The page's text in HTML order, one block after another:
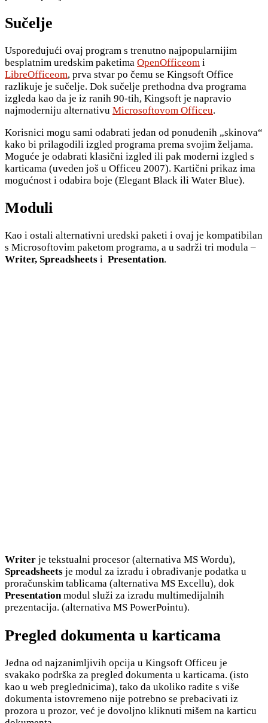
Sučelje
Uspoređujući ovaj program s trenutno najpopularnijim
besplatnim uredskim paketima OpenOfficeom i
LibreOfficeom, prva stvar po čemu se Kingsoft Office
razlikuje je sučelje. Dok sučelje prethodna dva programa
izgleda kao da je iz ranih 90-tih, Kingsoft je napravio
najmoderniju alternativu Microsoftovom Officeu.
Korisnici mogu sami odabrati jedan od ponuđenih „skinova“
kako bi prilagodili izgled programa prema svojim željama.
Moguće je odabrati klasični izgled ili pak moderni izgled s
karticama (uveden još u Officeu 2007). Kartični prikaz ima
mogućnost i odabira boje (Elegant Black ili Water Blue).
Moduli
Kao i ostali alternativni uredski paketi i ovaj je kompatibilan
s Microsoftovim paketom programa, a u sadrži tri modula –
Writer, Spreadsheets i Presentation.
Writer je tekstualni procesor (alternativa MS Wordu),
Spreadsheets je modul za izradu i obrađivanje podatka u
proračunskim tablicama (alternativa MS Excellu), dok
Presentationmodul služi za izradu multimedijalnih
prezentacija. (alternativa MS PowerPointu).
Pregled dokumenta u karticama
Jedna od najzanimljivih opcija u Kingsoft Officeu je
svakako podrška za pregled dokumenta u karticama. (isto
kao u web preglednicima), tako da ukoliko radite s više
dokumenta istovremeno nije potrebno se prebacivati iz
prozora u prozor, već je dovoljno kliknuti mišem na karticu